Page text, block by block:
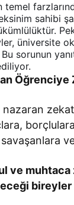
sahibi
üniversite
sorunun
Öğrenciye
nazaran
ve
bireyler